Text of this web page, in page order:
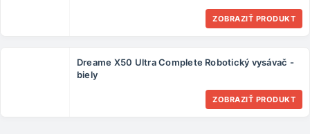
O NÁS
ČLÁNKY
KONTAKT
ZOBRAZIŤ PRODUKT
Dreame X50 Ultra Complete Robotický vysávač -
biely
ZOBRAZIŤ PRODUKT